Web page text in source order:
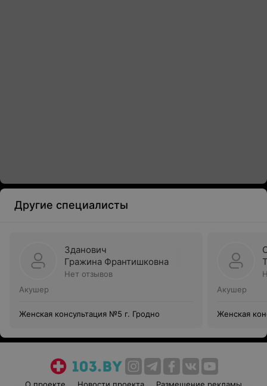
Другие специалисты
Зданович
Гражина Франтишковна
Нет отзывов
Акушер
Женская консультация №5 г. Гродно
Акушер
Женская